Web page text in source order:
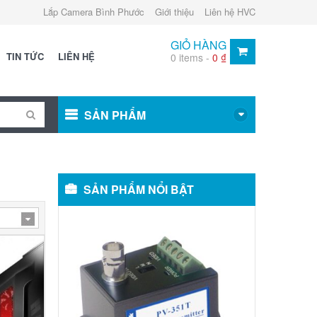
Lắp Camera Bình Phước Giới thiệu Liên hệ HVC
TIN TỨC LIÊN HỆ
GIỎ HÀNG
0 items -0 ₫
SẢN PHẨM
SẢN PHẨM NỔI BẬT